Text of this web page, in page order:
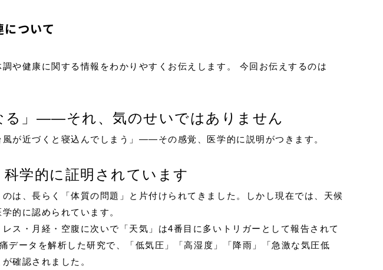
ついて
や健康に関する情報をわかりやすくお伝えします。 今回お伝えするのは
る」——それ、気のせいではありません
風が近づくと寝込んでしまう」——その感覚、医学的に説明がつきます。
学的に証明されています
のは、長らく「体質の問題」と片付けられてきました。しかし現在では、天候
的に認められています。
ス・月経・空腹に次いで「天気」は4番目に多いトリガーとして報告されて
データを解析した研究で、「低気圧」「高湿度」「降雨」「急激な気圧低
確認されました。